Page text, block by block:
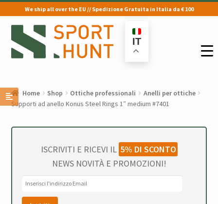
We ship all over the EU // Spedizione Gratuita in Italia da € 100
Vai
alla
navigazione
Vai
al
contenuto
IT
Home Shop Ottiche professionali
Anelli per ottiche
Supporti ad anello Konus Steel Rings 1″ medium #7401
ISCRIVITI E RICEVI IL 5% DI SCONTO
NEWS NOVITÀ E PROMOZIONI!